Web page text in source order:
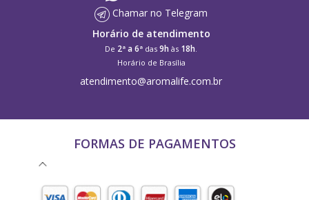
Chamar no Telegram
Horário de atendimento
De 2ª a 6ª das 9h às 18h.
Horário de Brasília
atendimento@aromalife.com.br
FORMAS DE PAGAMENTOS